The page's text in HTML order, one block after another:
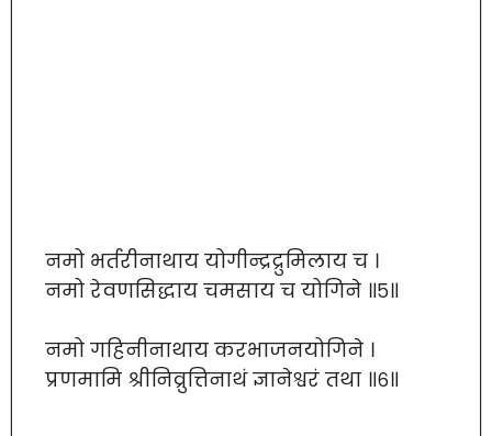
नमो भर्तरीनाथाय योगीन्द्रद्रुमिलाय च ।
नमो रेवणसिद्धाय चमसाय च योगिने ॥५॥
नमो गहिनीनाथाय करभाजनयोगिने ।
प्रणमामि श्रीनिव्रुत्तिनाथं ज्ञानेश्वरं तथा ॥६॥